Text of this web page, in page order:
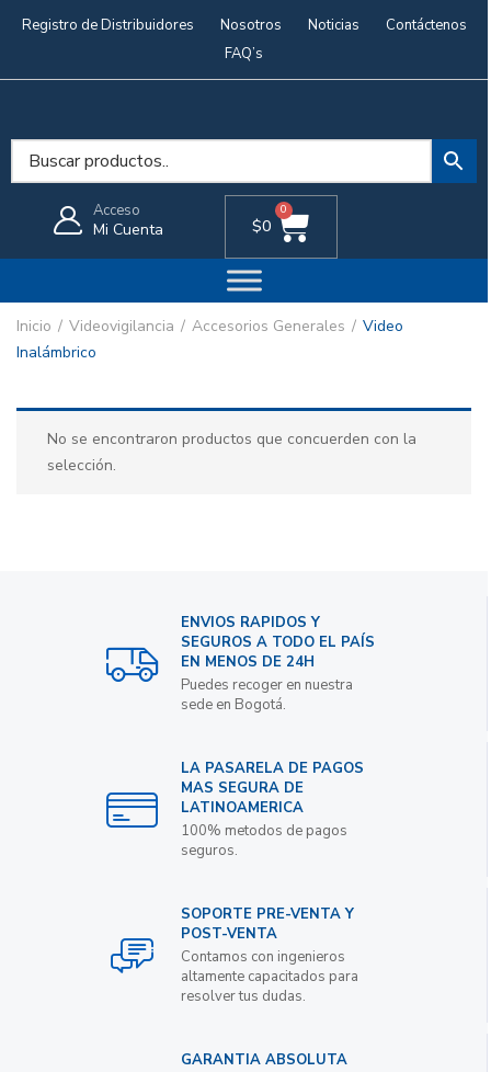
Registro de Distribuidores Nosotros Noticias
Contáctenos
FAQ’s
Acceso
Mi Cuenta $0
0
Inicio Videovigilancia Accesorios Generales
Video
Inalámbrico
No se encontraron productos que concuerden con la
selección.
ENVIOS RAPIDOS Y
SEGUROS A TODO EL PAÍS
EN MENOS DE 24H
Puedes recoger en nuestra
sede en Bogotá.
LA PASARELA DE PAGOS
MAS SEGURA DE
LATINOAMERICA
100% metodos de pagos
seguros.
SOPORTE PRE-VENTA Y
POST-VENTA
Contamos con ingenieros
altamente capacitados para
resolver tus dudas.
GARANTIA ABSOLUTA